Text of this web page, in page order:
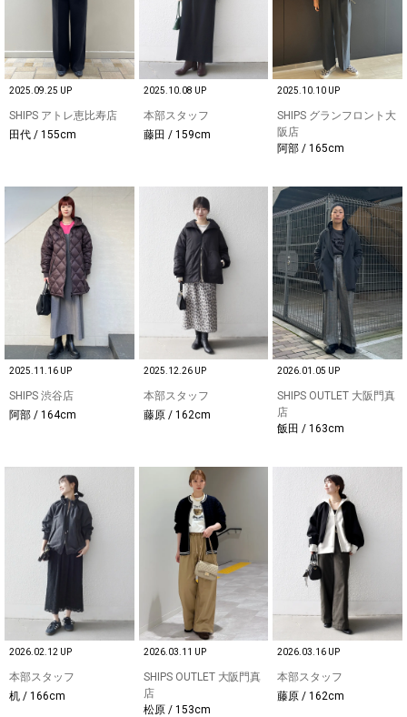
2025.09.25 UP
SHIPS アトレ恵比寿店
田代 / 155cm
2025.10.08 UP
本部スタッフ
藤田 / 159cm
2025.10.10 UP
SHIPS グランフロント大
阪店
阿部 / 165cm
2025.11.16 UP
SHIPS 渋谷店
阿部 / 164cm
2025.12.26 UP
本部スタッフ
藤原 / 162cm
2026.01.05 UP
SHIPS OUTLET 大阪門真
店
飯田 / 163cm
2026.02.12 UP
本部スタッフ
机 / 166cm
2026.03.11 UP
SHIPS OUTLET 大阪門真
店
松原 / 153cm
2026.03.16 UP
本部スタッフ
藤原 / 162cm